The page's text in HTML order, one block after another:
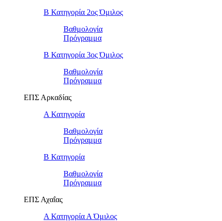
Β Κατηγορία 2ος Όμιλος
Βαθμολογία
Πρόγραμμα
Β Κατηγορία 3ος Όμιλος
Βαθμολογία
Πρόγραμμα
ΕΠΣ Αρκαδίας
Α Κατηγορία
Βαθμολογία
Πρόγραμμα
Β Κατηγορία
Βαθμολογία
Πρόγραμμα
ΕΠΣ Αχαΐας
Α Κατηγορία Α Όμιλος